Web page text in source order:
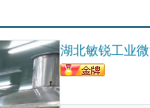
湖北敏锐工业